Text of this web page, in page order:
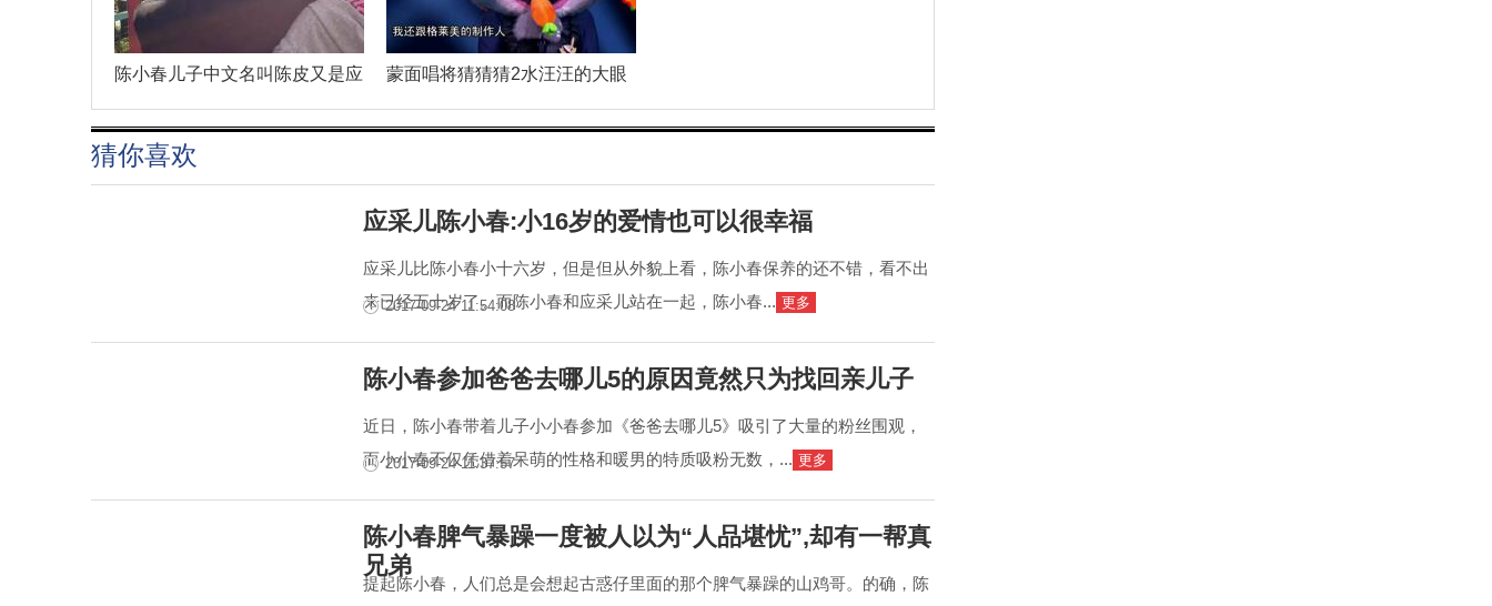
陈小春儿子中文名叫陈皮又是应 蒙面唱将猜猜猜2水汪汪的大眼
猜你喜欢
应采儿陈小春:小16岁的爱情也可以很幸福
应采儿比陈小春小十六岁，但是但从外貌上看，陈小春保养的还不错，看不出
来已经五十岁了。而陈小春和应采儿站在一起，陈小春... 更多
2017-09-24 11:54:08
陈小春参加爸爸去哪儿5的原因竟然只为找回亲儿子
近日，陈小春带着儿子小小春参加《爸爸去哪儿5》吸引了大量的粉丝围观，
而小小春不仅凭借着呆萌的性格和暖男的特质吸粉无数，... 更多
2017-09-24 11:37:57
陈小春脾气暴躁一度被人以为“人品堪忧”,却有一帮真
兄弟
提起陈小春，人们总是会想起古惑仔里面的那个脾气暴躁的山鸡哥。的确，陈